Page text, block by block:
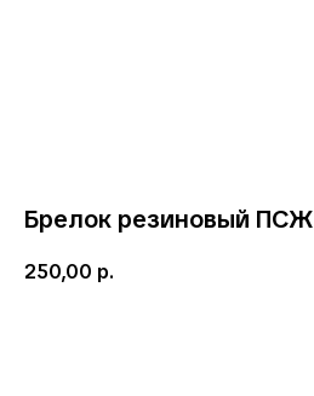
Брелок резиновый ПСЖ
250,00 р.